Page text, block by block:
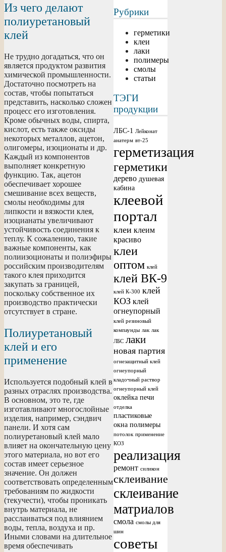
Рубрики
герметики
клеи
лаки
полимеры
смолы
статьи
ТЭГИ
продукции
ЛБС-1
Лейконат
анатерм вт-25
герметизация
герметики
дерево душевая
кабина
клеевой
портал
клеи клеим
красиво
клеи
оптом клей
клей ВК-9
клей К-300 клей
КОЗ клей
огнеупорный
клей резиновый
компаунды лак лак
ЛБС лаки
новая партия
огнезащитный клей
огнеупорный
кладочный раствор
огнеупорный клей
оклейка печи
отделка
пластиковые
окна полимеры
потолок применение
КОЗ
реализация
ремонт силикон
склеивание
склеивание
матриалов
смола смолы для
шин
советы
Из чего делают
полиуретановый
клей
Не трудно догадаться, что он
является продуктом развития
химической промышленности.
Достаточно посмотреть на
состав, чтобы попытаться
представить, насколько сложен
процесс его изготовления.
Кроме обычных воды, спирта,
кислот, есть также оксиды
некоторых металлов, ацетон,
олигомеры, изоционаты и др.
Каждый из компонентов
выполняет конкретную
функцию. Так, ацетон
обеспечивает хорошее
смешивание всех веществ,
смолы необходимы для
липкости и вязкости клея,
изоцианаты увеличивают
устойчивость соединения к
теплу. К сожалению, такие
важные компоненты, как
полиизоционаты и полиэфиры
российским производителям
такого клея приходится
закупать за границей,
поскольку собственное их
производство практически
отсутствует в стране.
Полиуретановый
клей и его
применение
Используется подобный клей в
разных отраслях производства.
В основном, это те, где
изготавливают многослойные
изделия, например, сэндвич
панели. И хотя сам
полиуретановый клей мало
влияет на окончательную цену
этого материала, но вот его
состав имеет серьезное
значение. Он должен
соответствовать определенным
требованиям по жидкости
(текучести), чтобы проникать
внутрь материала, не
расслаиваться под влиянием
воды, тепла, воздуха и пр.
Иными словами на длительное
время обеспечивать